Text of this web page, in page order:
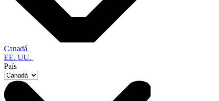
Canadá
EE. UU.
País